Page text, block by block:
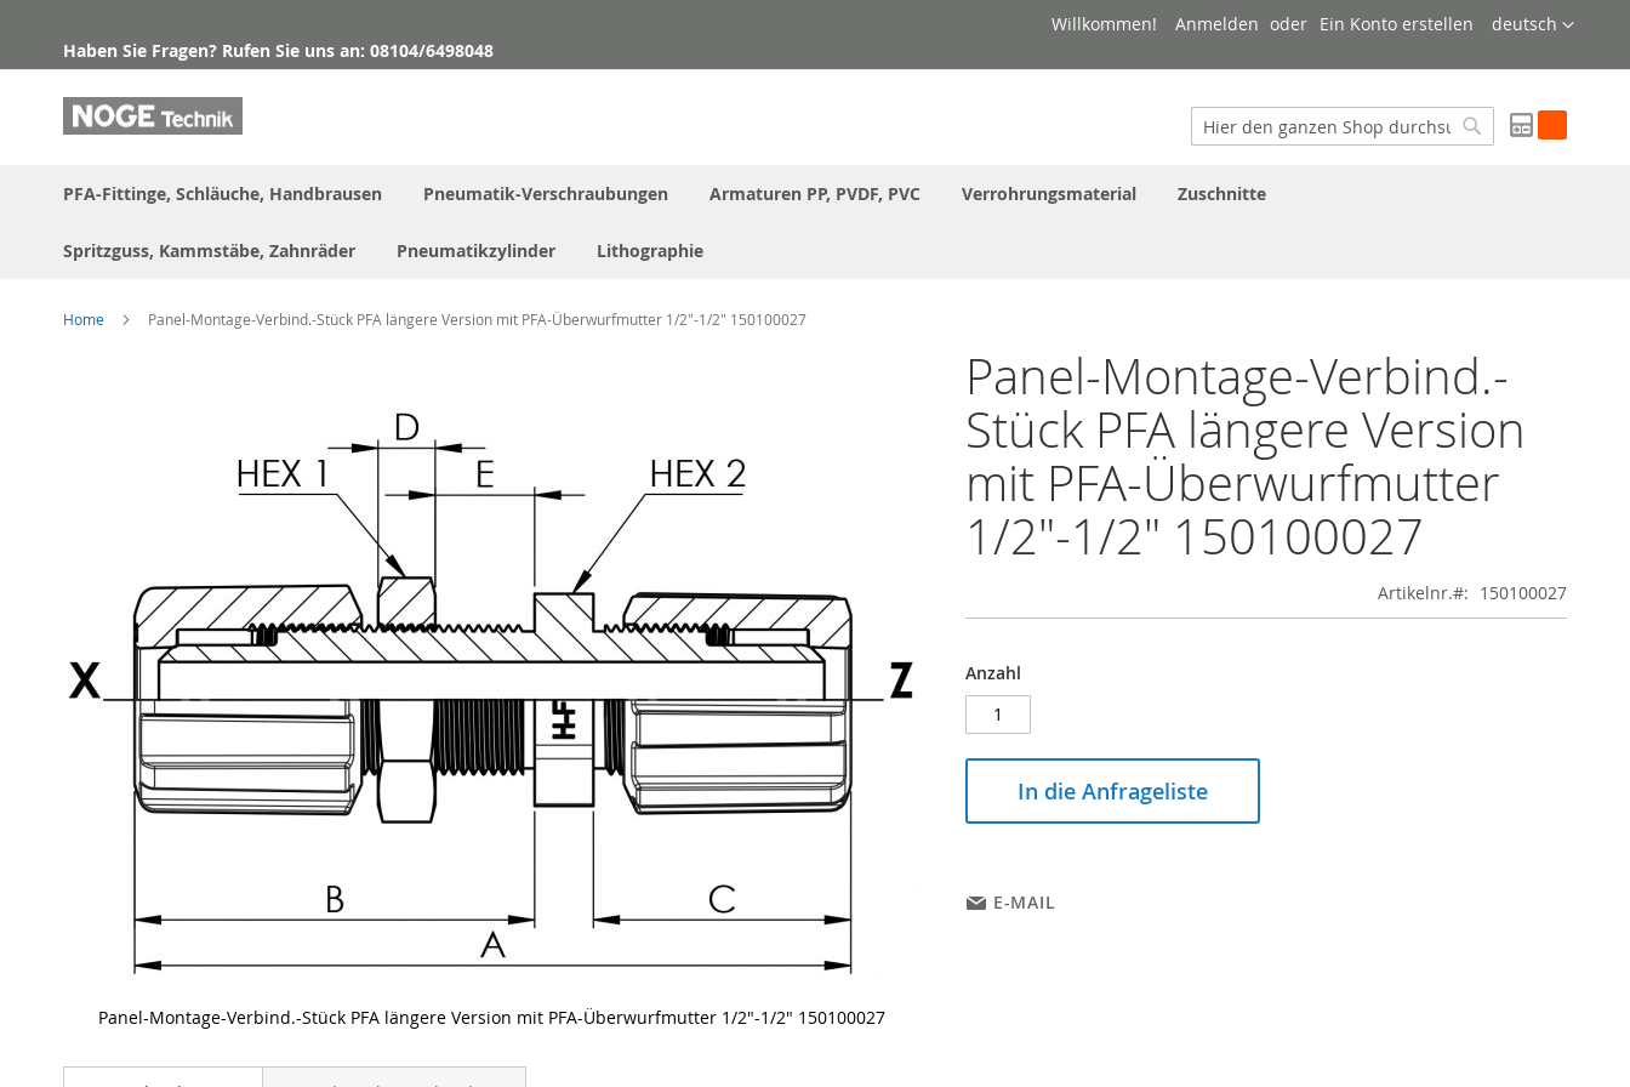
zum
Inhalt
Sprache
deutsch
Willkommen! Anmelden
Ein Konto erstellen
Haben Sie Fragen? Rufen Sie uns an: 08104/6498048
Suche
PFA-Fittinge, Schläuche, Handbrausen
Pneumatik-Verschraubungen Armaturen PP, PVDF, PVC Verrohrungsmaterial Zuschnitte
Spritzguss, Kammstäbe, Zahnräder Pneumatikzylinder Lithographie
Home Panel-Montage-Verbind.-Stück PFA längere Version mit PFA-Überwurfmutter 1/2"-1/2" 150100027
Panel-Montage-Verbind.-
Stück PFA längere Version
mit PFA-Überwurfmutter
1/2"-1/2" 150100027
Artikelnr. 150100027
Anzahl
In die Anfrageliste
E-MAIL
Panel-Montage-Verbind.-Stück PFA längere Version mit PFA-Überwurfmutter 1/2"-1/2" 150100027
to